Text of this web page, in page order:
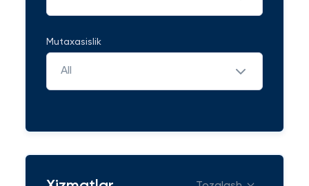
Mutaxasislik
All